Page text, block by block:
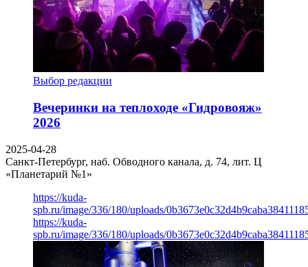
Выбор редакции
Вечеринки на теплоходе «Гидровояж»
2026
2025-04-28
Санкт-Петербург, наб. Обводного канала, д. 74, лит. Ц
«Планетарий №1»
https://kuda-
spb.ru/image/336/180/uploads/
https://kuda-
spb.ru/image/336/180/uploads/